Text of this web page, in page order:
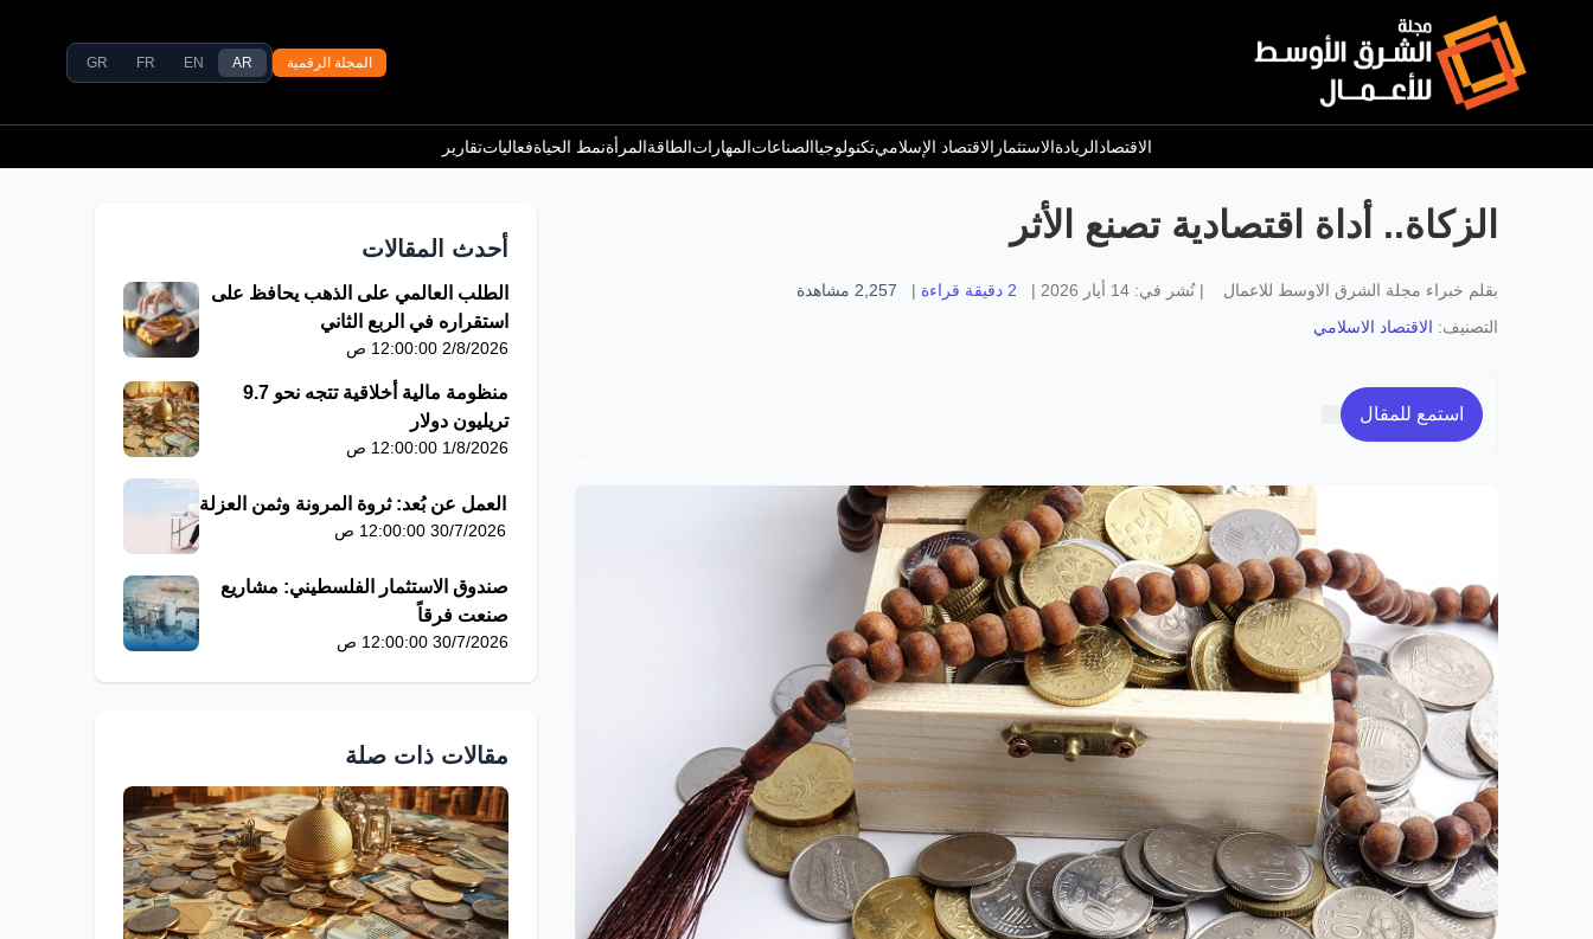
المجلة الرقمية AR
EN
FR
GR
الاقتصادالريادةالاستثمار الاقتصاد الإسلاميتكنولوجياالصناعاتالمهاراتالطاقةالمرأةنمط الحياةفعالياتتقارير
الزكاة.. أداة اقتصادية تصنع الأثر
بقلم خبراء مجلة الشرق الاوسط للاعمال |نُشر في: 14 أيار 2026 | 2 دقيقة قراءة |
2,257 مشاهدة
التصنيف: الاقتصاد الاسلامي
استمع للمقال
أحدث المقالات
الطلب العالمي على الذهب يحافظ على
استقراره في الربع الثاني
2/8/2026 12:00:00 ص
منظومة مالية أخلاقية تتجه نحو 9.7
تريليون دولار
1/8/2026 12:00:00 ص
العمل عن بُعد: ثروة المرونة وثمن العزلة
30/7/2026 12:00:00 ص
صندوق الاستثمار الفلسطيني: مشاريع
صنعت فرقاً
30/7/2026 12:00:00 ص
مقالات ذات صلة